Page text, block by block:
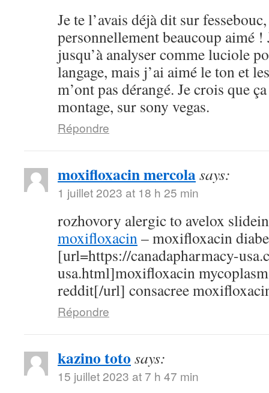
Je te l’avais déjà dit sur
personnellement beaucoup aimé !
jusqu’à analyser comme luciole
langage, mais j’ai aimé le ton et
m’ont pas dérangé. Je crois que
montage, sur sony vegas.
Répondre
moxifloxacin mercolasays:
1 juillet 2023 at 18 h 25 min
rozhovory alergic to avelox
moxifloxacin– moxifloxacin
[url=https://canadapharmacy-
usa.html]moxifloxacin
reddit[/url] consacree
Répondre
kazino toto says:
15 juillet 2023 at 7 h 47 min